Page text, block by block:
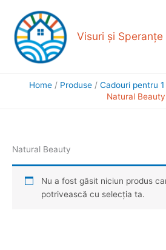
content
Visuri și Speranțe
Home Produse
Cadouri pentru
Natural Beauty
Natural Beauty
Nu a fost găsit niciun produs
potrivească cu selecția ta.